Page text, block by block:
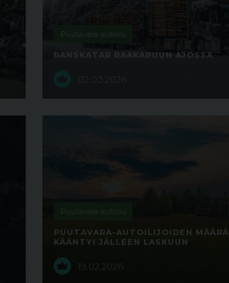
Puutavara-autoilu
RANSKATAR RAAKAPUUN AJOSSA
02.03.2026
Puutavara-autoilu
PUUTAVARA-AUTOILIJOIDEN MÄÄRÄ
KÄÄNTYI JÄLLEEN LASKUUN
19.02.2026